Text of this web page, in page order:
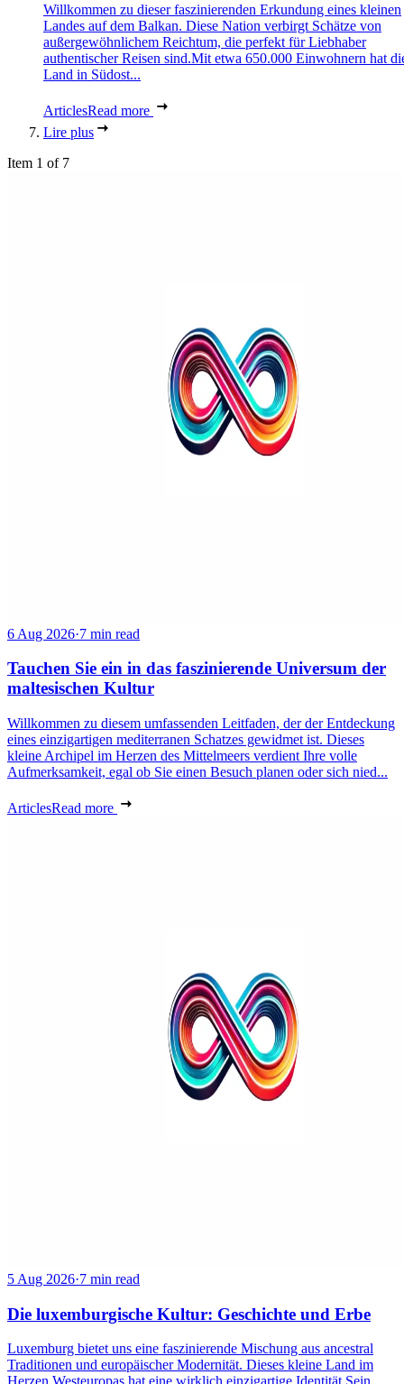
Willkommen zu dieser faszinierenden Erkundung eines kleinen
Landes auf dem Balkan. Diese Nation verbirgt Schätze von
außergewöhnlichem Reichtum, die perfekt für Liebhaber
authentischer Reisen sind.Mit etwa 650.000 Einwohnern hat
Land in Südost...
ArticlesRead more
Lire plus
Item 1 of 7
6 Aug 2026·7 min read
Tauchen Sie ein in das faszinierende Universum der
maltesischen Kultur
Willkommen zu diesem umfassenden Leitfaden, der der Entdeckung
eines einzigartigen mediterranen Schatzes gewidmet ist. Dieses
kleine Archipel im Herzen des Mittelmeers verdient Ihre volle
Aufmerksamkeit, egal ob Sie einen Besuch planen oder sich nied...
ArticlesRead more
5 Aug 2026·7 min read
Die luxemburgische Kultur: Geschichte und Erbe
Luxemburg bietet uns eine faszinierende Mischung aus ancestral
Traditionen und europäischer Modernität. Dieses kleine Land im